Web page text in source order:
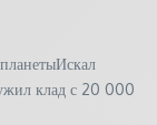
клад с 20 000